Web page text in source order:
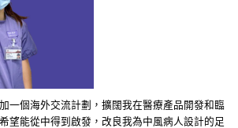
一個海外交流計劃，擴闊我在醫療產品開發和臨
望能從中得到啟發，改良我為中風病人設計的足